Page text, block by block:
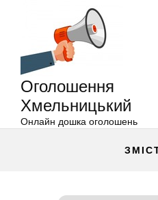
Оголошення
Хмельницький
Онлайн дошка оголошень